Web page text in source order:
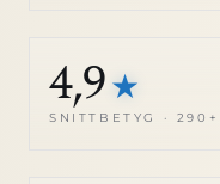
4,9★
SNITTBETYG ·